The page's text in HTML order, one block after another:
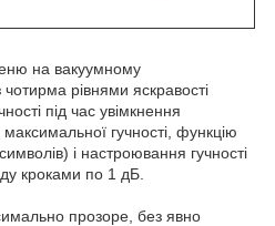
на вакуумному
рівнями яскравості
під час увімкнення
гучності, функцію
і настроювання гучності
кроками по 1 дБ.
прозоре, без явно